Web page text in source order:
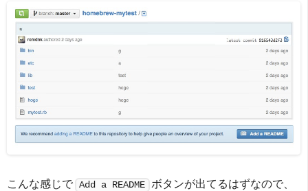
こんな感じで Add a README
ボタンが出てるはずなので、